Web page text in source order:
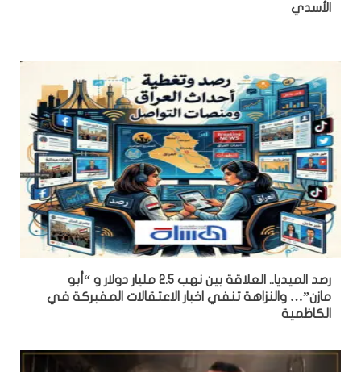
الأسدي
رصد الميديا.. العلاقة بين نهب 2.5 مليار دولار و “أبو
مازن”… والنزاهة تنفي اخبار الاعتقالات المفبركة في
الكاظمية